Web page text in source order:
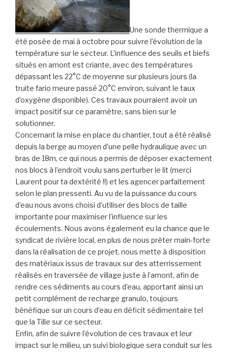
Une sonde thermique a
été posée de mai à octobre pour suivre l’évolution de la
température sur le secteur. L’influence des seuils et biefs
situés en amont est criante, avec des températures
dépassant les 22°C de moyenne sur plusieurs jours (la
truite fario meure passé 20°C environ, suivant le taux
d’oxygène disponible). Ces travaux pourraient avoir un
impact positif sur ce paramètre, sans bien sur le
solutionner.
Concernant la mise en place du chantier, tout a été réalisé
depuis la berge au moyen d’une pelle hydraulique avec un
bras de 18m, ce qui nous a permis de déposer exactement
nos blocs à l’endroit voulu sans perturber le lit (merci
Laurent pour ta dextérité !!) et les agencer parfaitement
selon le plan pressenti. Au vu de la puissance du cours
d’eau nous avons choisi d’utiliser des blocs de taille
importante pour maximiser l’influence sur les
écoulements. Nous avons également eu la chance que le
syndicat de rivière local, en plus de nous prêter main-forte
dans la réalisation de ce projet, nous mette à disposition
des matériaux issus de travaux sur des atterrissement
réalisés en traversée de village juste à l’amont, afin de
rendre ces sédiments au cours d’eau, apportant ainsi un
petit complément de recharge granulo, toujours
bénéfique sur un cours d’eau en déficit sédimentaire tel
que la Tille sur ce secteur.
Enfin, afin de suivre l’évolution de ces travaux et leur
impact sur le milieu, un suivi biologique sera conduit sur les